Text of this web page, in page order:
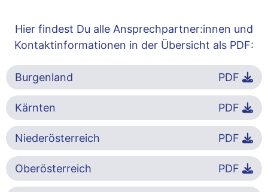
Hier findest Du alle Ansprechpartner:innen und
Kontaktinformationen in der Übersicht als PDF:
Burgenland PDF
Kärnten PDF
Niederösterreich PDF
Oberösterreich PDF